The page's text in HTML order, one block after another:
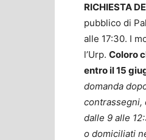
RICHIESTA
pubblico di
alle 17:30. I
l’Urp. Coloro
entro il 15
domanda
contrassegni,
dalle 9 alle
o domiciliati